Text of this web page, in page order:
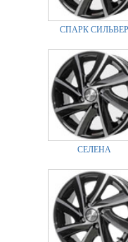
СПАРК СИЛЬВЕР
СЕЛЕНА